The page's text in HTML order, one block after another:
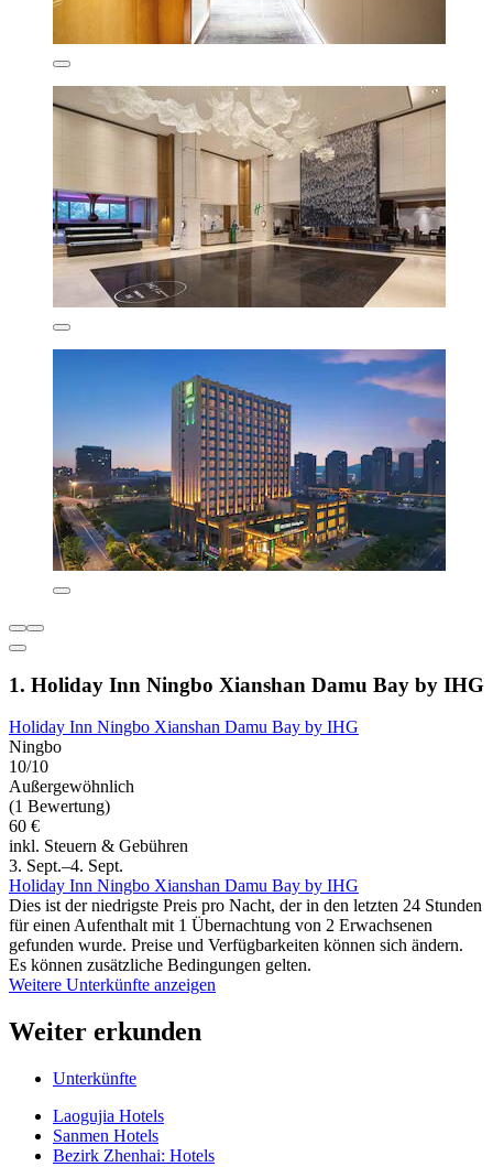
1. Holiday Inn Ningbo Xianshan Damu Bay by IHG
Holiday Inn Ningbo Xianshan Damu Bay by IHG
Ningbo
10/10
Außergewöhnlich
(1 Bewertung)
60 €
inkl. Steuern & Gebühren
3. Sept.–4. Sept.
Holiday Inn Ningbo Xianshan Damu Bay by IHG
Dies ist der niedrigste Preis pro Nacht, der in den letzten 24 Stunden
für einen Aufenthalt mit 1 Übernachtung von 2 Erwachsenen
gefunden wurde. Preise und Verfügbarkeiten können sich ändern.
Es können zusätzliche Bedingungen gelten.
Weitere Unterkünfte anzeigen
Weiter erkunden
Unterkünfte
Laogujia Hotels
Sanmen Hotels
Bezirk Zhenhai: Hotels